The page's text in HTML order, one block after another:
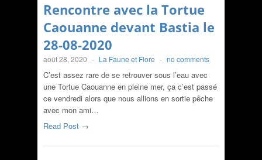
Rencontre avec la Tortue
Caouanne devant Bastia le
28-08-2020
août 28, 2020 - La Faune et Flore - no comments
C’est assez rare de se retrouver sous l’eau avec
une Tortue Caouanne en pleine mer, ça c’est passé
ce vendredi alors que nous allions en sortie pêche
avec mon ami…
Read Post →